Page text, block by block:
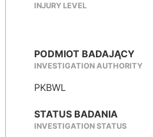
INJURY LEVEL
PODMIOT BADAJĄCY
INVESTIGATION AUTHORITY
PKBWL
STATUS BADANIA
INVESTIGATION STATUS